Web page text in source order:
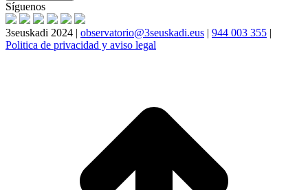
Síguenos
3seuskadi 2024 | observatorio@3seuskadi.eus | 944 003 355 |
Politica de privacidad y aviso legal